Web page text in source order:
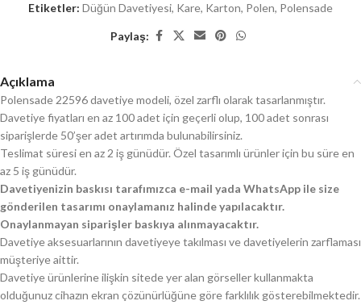
Etiketler: Düğün Davetiyesi, Kare, Karton, Polen, Polensade
Paylaş:
Açıklama
Polensade 22596 davetiye modeli, özel zarflı olarak tasarlanmıştır.
Davetiye fiyatları en az 100 adet için geçerli olup, 100 adet sonrası
siparişlerde 50’şer adet artırımda bulunabilirsiniz.
Teslimat süresi en az 2 iş günüdür. Özel tasarımlı ürünler için bu süre en
az 5 iş günüdür.
Davetiyenizin baskısı tarafımızca e-mail yada WhatsApp ile size
gönderilen tasarımı onaylamanız halinde yapılacaktır.
Onaylanmayan siparişler baskıya alınmayacaktır.
Davetiye aksesuarlarının davetiyeye takılması ve davetiyelerin zarflaması
müşteriye aittir.
Davetiye ürünlerine ilişkin sitede yer alan görseller kullanmakta
olduğunuz cihazın ekran çözünürlüğüne göre farklılık gösterebilmektedir.